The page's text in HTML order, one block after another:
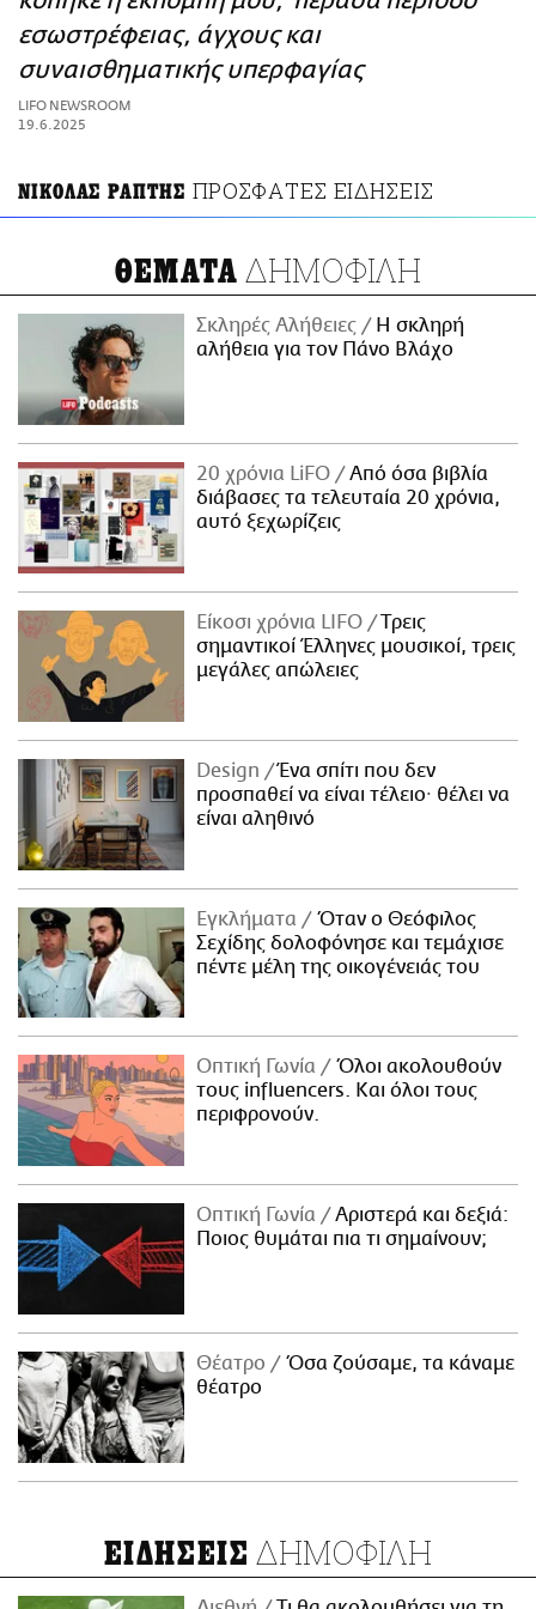
ΑΜΠΑ
PRINT
εσωστρέφειας, άγχους και
συναισθηματικής υπερφαγίας
LIFO NEWSROOM
19.6.2025
ΝΙΚΟΛΑΣ ΡΑΠΤΗΣ ΠΡΟΣΦΑΤΕΣ ΕΙΔΗΣΕΙΣ
ΘΕΜΑΤΑ ΔΗΜΟΦΙΛΗ
Σκληρές Αλήθειες
H σκληρή
αλήθεια για τον Πάνο Βλάχο
20 χρόνια LiFO
Από όσα βιβλία
διάβασες τα τελευταία 20 χρόνια,
αυτό ξεχωρίζεις
Είκοσι χρόνια LIFO
Tρεις
σημαντικοί Έλληνες μουσικοί, τρεις
μεγάλες απώλειες
Design
Ένα σπίτι που δεν
προσπαθεί να είναι τέλειο· θέλει να
είναι αληθινό
Εγκλήματα
Όταν ο Θεόφιλος
Σεχίδης δολοφόνησε και τεμάχισε
πέντε μέλη της οικογένειάς του
Οπτική Γωνία
Όλοι ακολουθούν
τους influencers. Και όλοι τους
περιφρονούν.
Οπτική Γωνία
Αριστερά και δεξιά:
Ποιος θυμάται πια τι σημαίνουν;
Θέατρο
Όσα ζούσαμε, τα κάναμε
θέατρο
ΕΙΔΗΣΕΙΣ ΔΗΜΟΦΙΛΗ